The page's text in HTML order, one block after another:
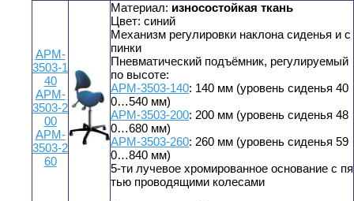
АРМ-
3503-1
40
АРМ-
3503-2
00
АРМ-
3503-2
60
Материал: износостойкая ткань
Цвет: синий
Механизм регулировки наклона сиденья и с
пинки
Пневматический подъёмник, регулируемый
по высоте:
АРМ-3503-140: 140 мм (уровень сиденья 40
0…540 мм)
АРМ-3503-200: 200 мм (уровень сиденья 48
0…680 мм)
АРМ-3503-260: 260 мм (уровень сиденья 59
0…840 мм)
5-ти лучевое хромированное основание с пя
тью проводящими колесами